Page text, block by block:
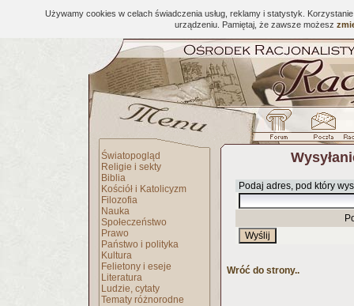
Używamy cookies w celach świadczenia usług, reklamy i statystyk.
urządzeniu. Pamiętaj, że zawsze możesz
Światopogląd
Religie i sekty
Biblia
Kościół i Katolicyzm
Filozofia
Nauka
Społeczeństwo
Prawo
Państwo i polityka
Kultura
Felietony i eseje
Literatura
Ludzie, cytaty
Tematy różnorodne
Podaj adres, pod który
Wróć do strony..